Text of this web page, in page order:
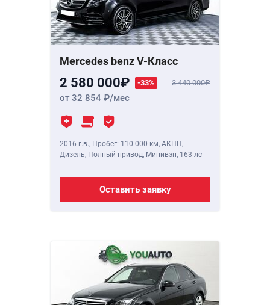
Mercedes benz V-Класс
2 580 000 -33% 3 440 000
от 32 854 /мес
2016 г.в., Пробег: 110 000 км, АКПП,
Дизель, Полный привод, Минивэн, 163 лс
Оставить заявку